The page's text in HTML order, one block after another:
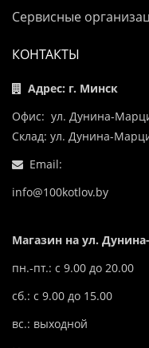
Сервисные
КОНТАКТЫ
Адрес: г. Минск
Офис: ул. Дунина-
Склад: ул. Дунина-
Email:
info@100kotlov.by
Магазин на ул.
пн.-пт.: с 9.00 до 20.00
сб.: с 9.00 до 15.00
вс.: выходной